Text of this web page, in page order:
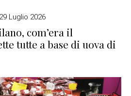
29 Luglio 2026
com’era il
tutte a base di uova di